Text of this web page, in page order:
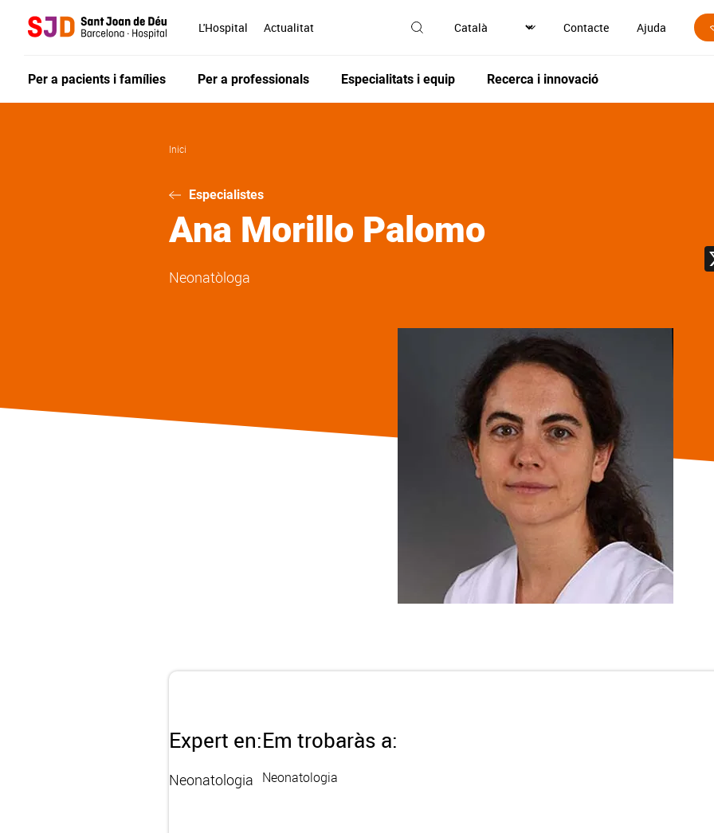
L'Hospital Actualitat Contacte Ajuda
Per a pacients i famílies Per a professionals Especialitats i equip Recerca i innovació
Inici
Especialistes
Ana Morillo Palomo
Neonatòloga
Expert en:
Neonatologia
Em trobaràs a:
Neonatologia